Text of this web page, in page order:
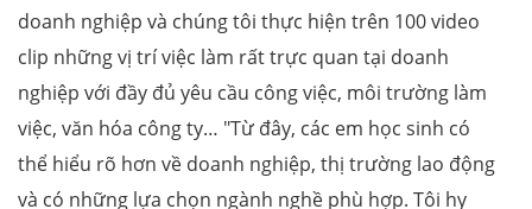
doanh nghiệp và chúng tôi thực hiện trên 100 video
clip những vị trí việc làm rất trực quan tại doanh
nghiệp với đầy đủ yêu cầu công việc, môi trường làm
việc, văn hóa công ty… "Từ đây, các em học sinh có
thể hiểu rõ hơn về doanh nghiệp, thị trường lao động
và có những lựa chọn ngành nghề phù hợp. Tôi hy